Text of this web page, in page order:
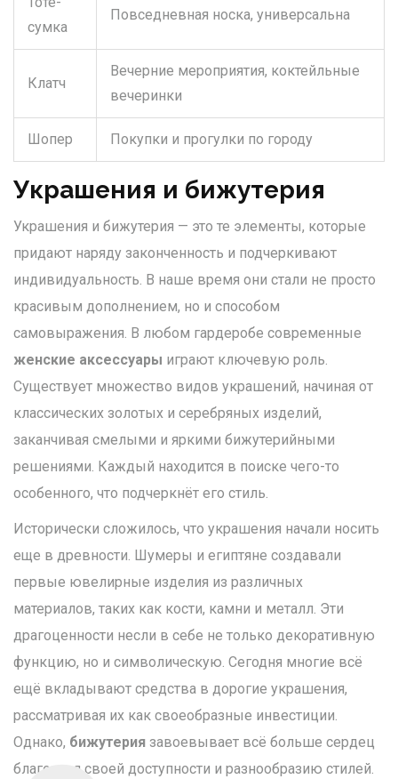
сумка
Повседневная носка, универсальна
Клатч
Вечерние мероприятия, коктейльные
вечеринки
Шопер Покупки и прогулки по городу
Украшения и бижутерия
Украшения и бижутерия — это те элементы, которые
придают наряду законченность и подчеркивают
индивидуальность. В наше время они стали не просто
красивым дополнением, но и способом
самовыражения. В любом гардеробе современные
женские аксессуары играют ключевую роль.
Существует множество видов украшений, начиная от
классических золотых и серебряных изделий,
заканчивая смелыми и яркими бижутерийными
решениями. Каждый находится в поиске чего-то
особенного, что подчеркнёт его стиль.
Исторически сложилось, что украшения начали носить
еще в древности. Шумеры и египтяне создавали
первые ювелирные изделия из различных
материалов, таких как кости, камни и металл. Эти
драгоценности несли в себе не только декоративную
функцию, но и символическую. Сегодня многие всё
ещё вкладывают средства в дорогие украшения,
рассматривая их как своеобразные инвестиции.
Однако, бижутерия завоевывает всё больше сердец
благодаря своей доступности и разнообразию стилей.